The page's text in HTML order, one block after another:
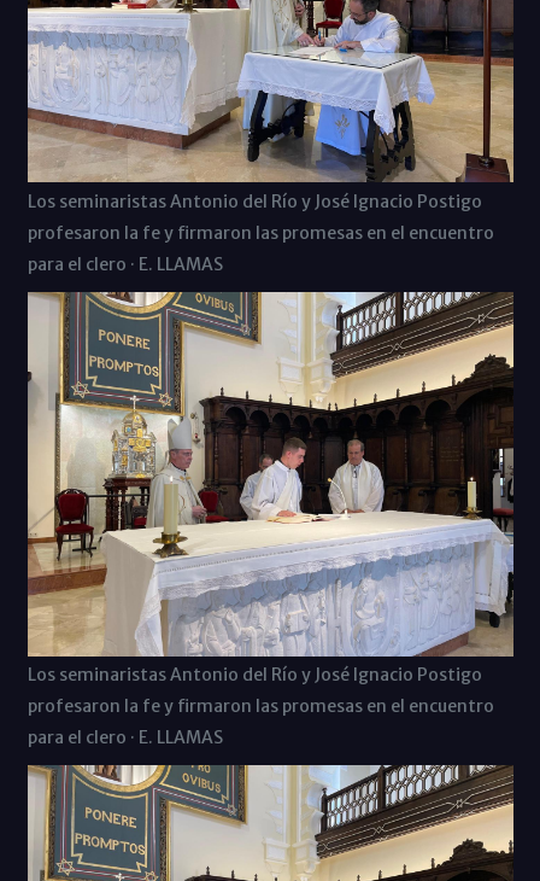
Los seminaristas Antonio del Río y José Ignacio Postigo
profesaron la fe y firmaron las promesas en el encuentro
para el clero · E. LLAMAS
Los seminaristas Antonio del Río y José Ignacio Postigo
profesaron la fe y firmaron las promesas en el encuentro
para el clero · E. LLAMAS